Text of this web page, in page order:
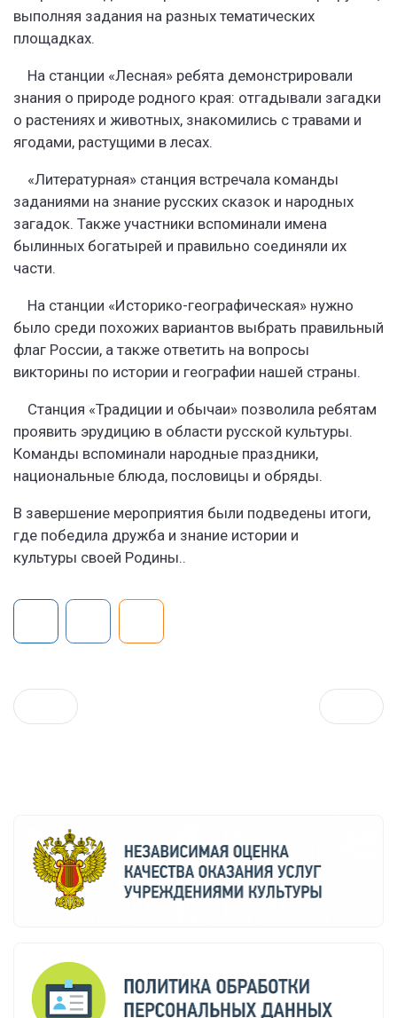
выполняя задания на разных тематических
площадках.
На станции «Лесная» ребята демонстрировали
знания о природе родного края: отгадывали загадки
о растениях и животных, знакомились с травами и
ягодами, растущими в лесах.
«Литературная» станция встречала команды
заданиями на знание русских сказок и народных
загадок. Также участники вспоминали имена
былинных богатырей и правильно соединяли их
части.
На станции «Историко-географическая» нужно
было среди похожих вариантов выбрать правильный
флаг России, а также ответить на вопросы
викторины по истории и географии нашей страны.
Станция «Традиции и обычаи» позволила ребятам
проявить эрудицию в области русской культуры.
Команды вспоминали народные праздники,
национальные блюда, пословицы и обряды.
В завершение мероприятия были подведены итоги,
где победила дружба и знание истории и
культуры своей Родины..